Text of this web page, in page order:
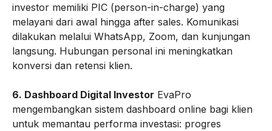
investor memiliki PIC (person-in-charge) yang
melayani dari awal hingga after sales. Komunikasi
dilakukan melalui WhatsApp, Zoom, dan kunjungan
langsung. Hubungan personal ini meningkatkan
konversi dan retensi klien.
6. Dashboard Digital Investor EvaPro
mengembangkan sistem dashboard online bagi klien
untuk memantau performa investasi: progres